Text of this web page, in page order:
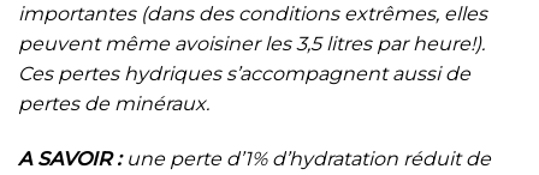
importantes (dans des conditions extrêmes, elles
peuvent même avoisiner les 3,5 litres par heure!).
Ces pertes hydriques s’accompagnent aussi de
pertes de minéraux.
A SAVOIR :une perte d’1% d’hydratation réduit de